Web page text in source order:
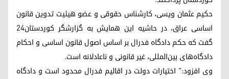
حکیم عثمان ویسی، کارشناس حقوقی و عضو هیئیت تدوین قانون
اساسی عراق، در حاشیه این همایش به گزارشگر کوردستان٢٤
گفت که حکم دادگاه فدرال بر اساس اصول قانون اساسی و احکام
دادگاه‌های بین‌المللی، غیر قانونی و ناعادلانه است.
وی افزود:" اختیارات دولت در اقالیم فدرال محدود است و دادگاه